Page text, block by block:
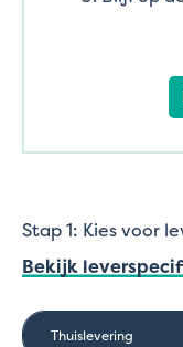
Stap 1: Kies voor
Bekijk
Thuislevering